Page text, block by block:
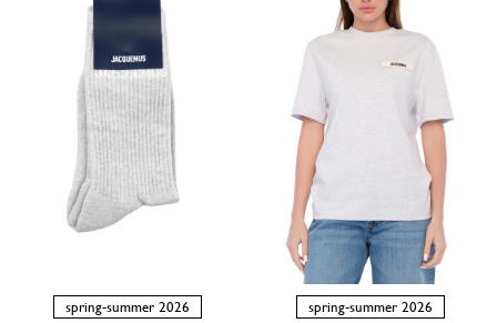
spring-summer 2026 spring-summer 2026